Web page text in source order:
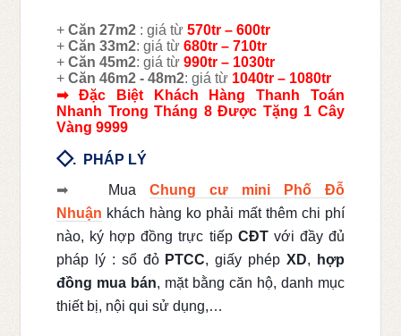
+Căn 27m2 : giá từ570tr – 600tr
+Căn 33m2: giá từ680tr – 710tr
+Căn 45m2: giá từ990tr – 1030tr
+Căn 46m2 - 48m2: giá từ 1040tr – 1080tr
➡ Đặc Biệt Khách Hàng Thanh Toán
Nhanh Trong Tháng 8 Được Tặng 1 Cây
Vàng 9999
◇.
PHÁP LÝ
➡
MuaChung cư mini Phố Đỗ
Nhuận khách hàng ko phải mất thêm chi phí
nào, ký hợp đồng trực tiếp CĐTvới đầy đủ
pháp lý : sổ đỏ PTCC, giấy phép XD,
hợp
đồng mua bán, mặt bằng căn hộ, danh mục
thiết bị, nội qui sử dụng,…